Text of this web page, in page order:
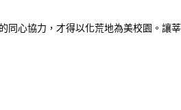
同心協力，才得以化荒地為美校園。讓莘